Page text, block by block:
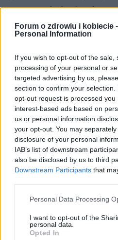
Forum o zdrowiu i kobiecie -
Personal Information
If you wish to opt-out of the
processing of your personal or
targeted advertising by us,
section to confirm your
opt-out request is processed you
interest-based ads based on
us or personal information
your opt-out. You may
disclosure of your personal
IAB’s list of downstream
also be disclosed by us to third
Downstream Participants that
Personal Data Processing
I want to opt-out of the
personal data.
Opted In
strony trzeba brać pod
się świat i podejmowane
nowości i adaptacja do
Jest to aspekt naszego
oceny czy diagnozowania,
z nas na co dzień
kulturę codzienności.
sytuacji, odrębnych
zróżnicowanych
sytuacji, co sprawia, że w
codzienności Polaków.